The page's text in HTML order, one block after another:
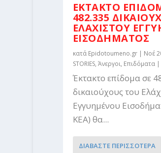
ΕΚΤΑΚΤΟ
482.335
ΕΛΑΧΙΣΤΟΥ
ΕΙΣΟΔΗΜΑΤΟΣ
κατά Epidotoumeno.gr| Νοέ
STORIES, Άνεργοι, Επιδόματα|
Έκτακτο επίδομα σε
δικαιούχους του
Εγγυημένου
ΚΕΑ) θα...
ΔΙΑΒΑΣΤΕ ΠΕΡΙΣΣΟΤΕΡΑ